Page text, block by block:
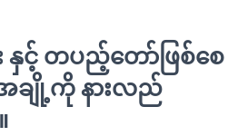
နှင့် တပည့်တော်ဖြစ်စေ
အချို့ကို နားလည်